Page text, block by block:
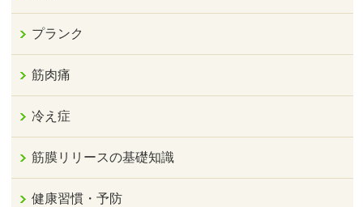
プランク
筋肉痛
冷え症
筋膜リリースの基礎知識
健康習慣・予防